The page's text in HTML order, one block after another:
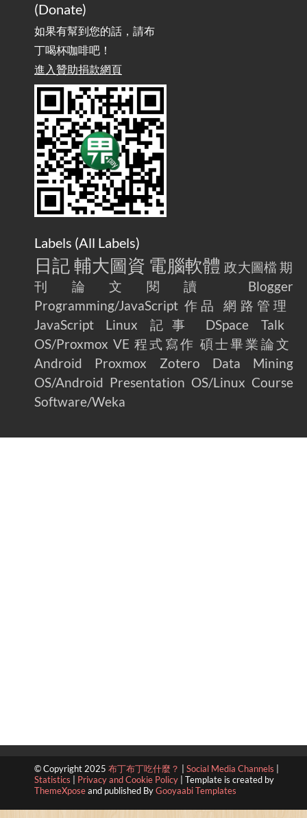
(Donate)
如果有幫到您的話，請布
丁喝杯咖啡吧！
進入贊助捐款網頁
Labels (All Labels)
日記 輔大圖資 電腦軟體 政大圖檔 期
刊論文閱讀
Blogger
Programming/JavaScript 作品
網路管理
JavaScript
Linux 記事 DSpace
Talk
OS/Proxmox VE 程式寫作 碩士畢業論文
Android
Proxmox Zotero
Data Mining
OS/Android Presentation OS/Linux Course
Software/Weka
© Copyright 2025 布丁布丁吃什麼？ Social Media Channels
Statistics
Privacy and Cookie Policy
Template is created by
ThemeXposeand published ByGooyaabi Templates